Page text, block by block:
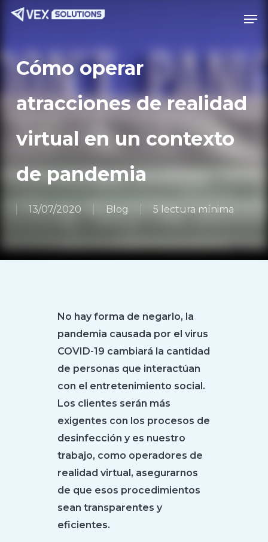
Saltar
principal
Cómo operar
atracciones de realidad
virtual en un contexto
de pandemia
13/07/2020 Blog 5 lectura mínima
No hay forma de negarlo, la
pandemia causada por el virus
COVID-19 cambiará la cantidad
de personas que interactúan
con el entretenimiento social.
Los clientes serán más
exigentes con los procesos de
desinfección y es nuestro
trabajo, como operadores de
realidad virtual, asegurarnos
de que esos procedimientos
sean transparentes y
eficientes.